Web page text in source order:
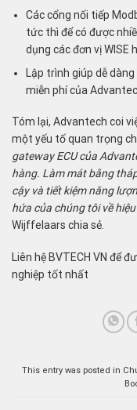
Các cổng nối tiếp
tức thì để có được
dụng các đơn vị WISE
Lập trình giúp dễ
miễn phí của
Tóm lại, Advantech coi
một yếu tố quan trọng
gateway ECU của
hàng. Làm mát bằng
cậy và tiết kiệm năng
hứa của chúng tôi về
Wijffelaars chia sẻ.
Liên hệ BVTECH VN để
nghiệp tốt nhất
This entry was posted in